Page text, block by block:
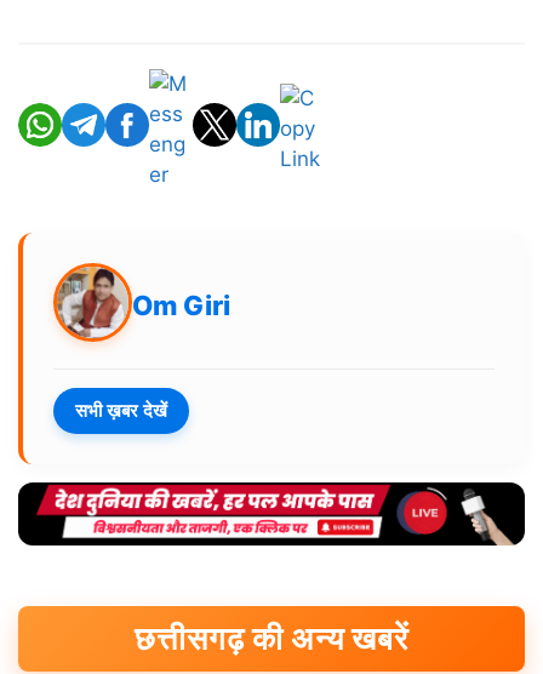
Om Giri
सभी ख़बर देखें
छत्तीसगढ़ की अन्य खबरें